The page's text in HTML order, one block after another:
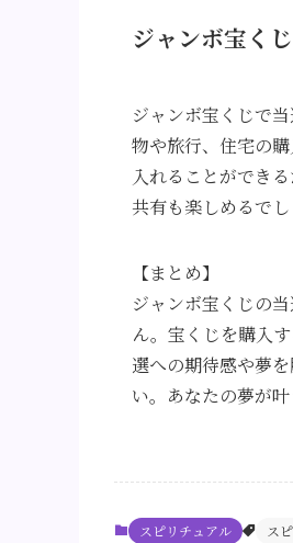
ジャンボ宝く
ジャンボ宝くじで
物や旅行、住宅の
入れることができ
共有も楽しめるで
【まとめ】
ジャンボ宝くじの
ん。宝くじを購入
選への期待感や夢
い。あなたの夢が
スピリチュアル ス